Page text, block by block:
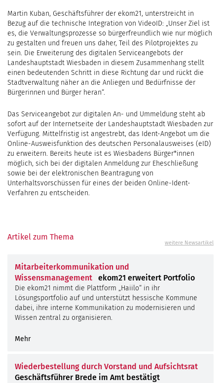
Martin Kuban, Geschäftsführer der ekom21, unterstreicht in
Bezug auf die technische Integration von VideoID: „Unser Ziel ist
es, die Verwaltungsprozesse so bürgerfreundlich wie nur möglich
zu gestalten und freuen uns daher, Teil des Pilotprojektes zu
sein. Die Erweiterung des digitalen Serviceangebots der
Landeshauptstadt Wiesbaden in diesem Zusammenhang stellt
einen bedeutenden Schritt in diese Richtung dar und rückt die
Stadtverwaltung näher an die Anliegen und Bedürfnisse der
Bürgerinnen und Bürger heran“.
Das Serviceangebot zur digitalen An- und Ummeldung steht ab
sofort auf der Internetseite der Landeshauptstadt Wiesbaden zur
Verfügung. Mittelfristig ist angestrebt, das Ident-Angebot um die
Online-Ausweisfunktion des deutschen Personalausweises (eID)
zu erweitern. Bereits heute ist es Wiesbadens Bürger*innen
möglich, sich bei der digitalen Anmeldung zur Eheschließung
sowie bei der elektronischen Beantragung von
Unterhaltsvorschüssen für eines der beiden Online-Ident-
Verfahren zu entscheiden.
Artikel zum Thema
weitere Newsartikel
Mitarbeiterkommunikation und
Wissensmanagement
ekom21 erweitert Portfolio
Die ekom21 nimmt die Plattform „Haiilo“ in ihr
Lösungsportfolio auf und unterstützt hessische Kommune
dabei, ihre interne Kommunikation zu modernisieren und
Wissen zentral zu organisieren.
Mehr
Wiederbestellung durch Vorstand und Aufsichtsrat
Geschäftsführer Brede im Amt bestätigt